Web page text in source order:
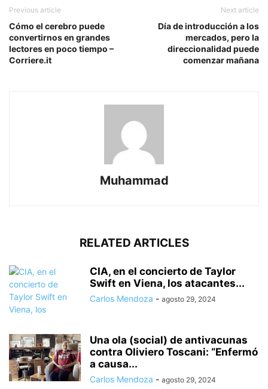
Previous article
Cómo el cerebro puede
convertirnos en grandes
lectores en poco tiempo –
Corriere.it
Next article
Día de introducción a los
mercados, pero la
direccionalidad puede
comenzar mañana
Muhammad
RELATED ARTICLES
CIA, en el concierto de Taylor
Swift en Viena, los atacantes...
Carlos Mendoza - agosto 29, 2024
Una ola (social) de antivacunas
contra Oliviero Toscani: “Enfermó
a causa...
Carlos Mendoza - agosto 29, 2024